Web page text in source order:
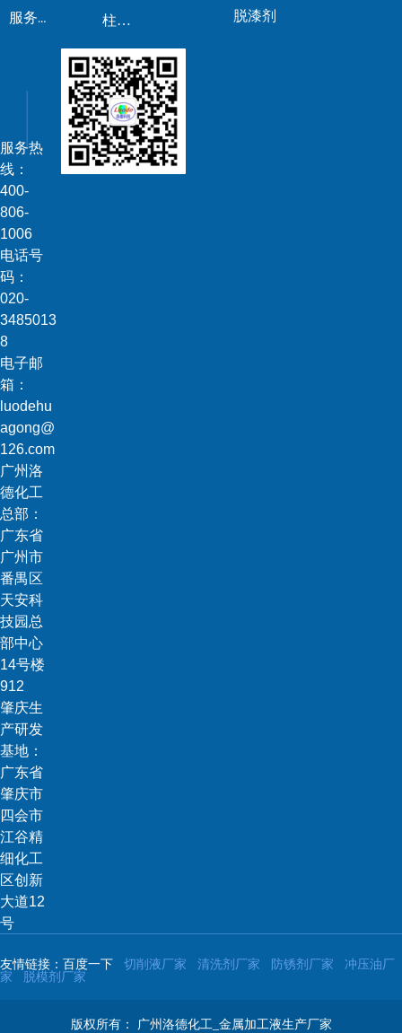
服务优势
柱塞油
脱漆剂
服务热
线：
400-
806-
1006
电话号
码：
020-
3485013
8
电子邮
箱：
luodehu
agong@
126.com
广州洛
德化工
总部：
广东省
广州市
番禺区
天安科
技园总
部中心
14号楼
912
肇庆生
产研发
基地：
广东省
肇庆市
四会市
江谷精
细化工
区创新
大道12
号
友情链接：百度一下 切削液厂家 清洗剂厂家 防锈剂厂家
冲压油厂
家
脱模剂厂家
版权所有： 广州洛德化工_金属加工液生产厂家